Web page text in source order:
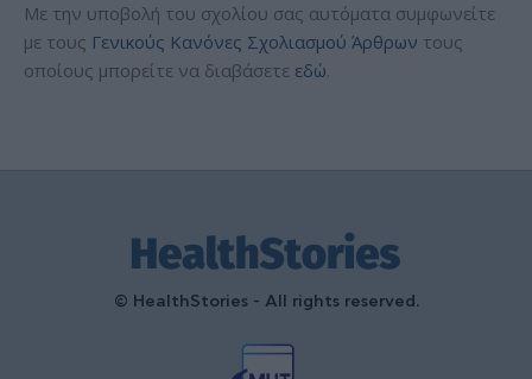
Με την υποβολή του σχολίου σας αυτόματα συμφωνείτε
με τους Γενικούς Κανόνες Σχολιασμού Άρθρων τους
οποίους μπορείτε να διαβάσετε εδώ.
© HealthStories - All rights reserved.